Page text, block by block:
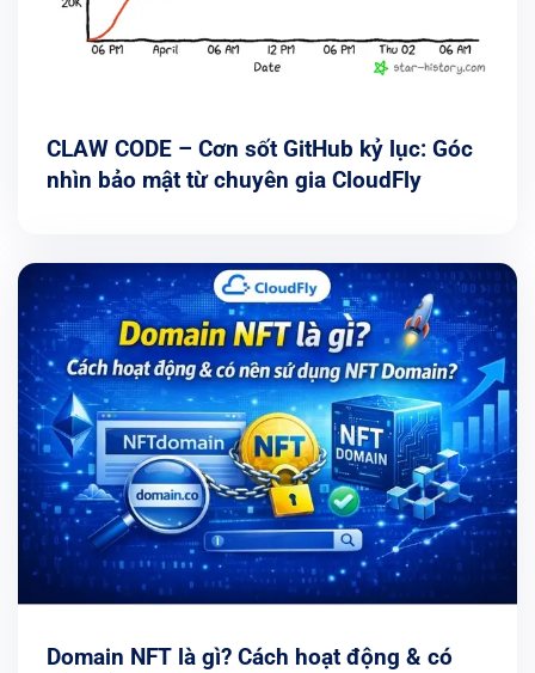
CLAW CODE – Cơn sốt GitHub kỷ lục: Góc
nhìn bảo mật từ chuyên gia CloudFly
Domain NFT là gì? Cách hoạt động & có